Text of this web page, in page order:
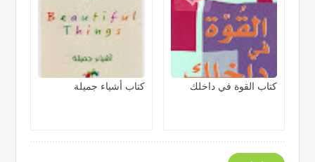
كتاب القوة في داخلك كتاب أشياء جميلة